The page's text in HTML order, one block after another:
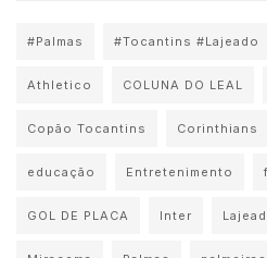
#Palmas #Tocantins #Lajeado
Athletico COLUNA DO LEAL
Copão Tocantins Corinthians
educação Entretenimento
GOL DE PLACA Inter